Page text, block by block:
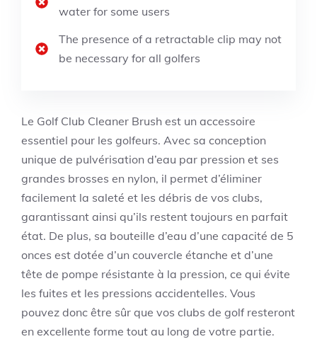
water for some users
The presence of a retractable clip may not
be necessary for all golfers
Le Golf Club Cleaner Brush est un accessoire
essentiel pour les golfeurs. Avec sa conception
unique de pulvérisation d’eau par pression et ses
grandes brosses en nylon, il permet d’éliminer
facilement la saleté et les débris de vos clubs,
garantissant ainsi qu’ils restent toujours en parfait
état. De plus, sa bouteille d’eau d’une capacité de 5
onces est dotée d’un couvercle étanche et d’une
tête de pompe résistante à la pression, ce qui évite
les fuites et les pressions accidentelles. Vous
pouvez donc être sûr que vos clubs de golf resteront
en excellente forme tout au long de votre partie.